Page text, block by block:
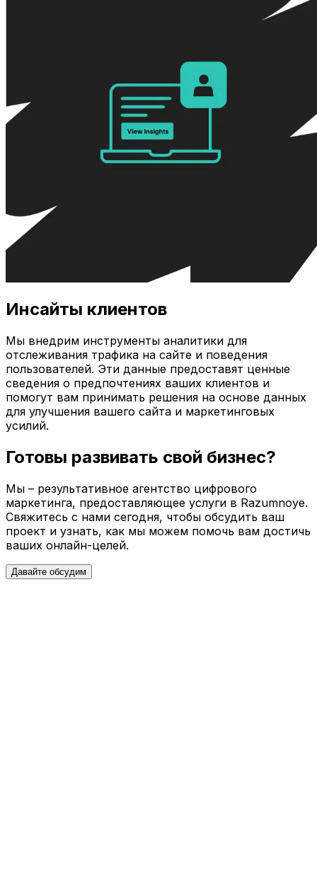
Инсайты клиентов
Мы внедрим инструменты аналитики для
отслеживания трафика на сайте и поведения
пользователей. Эти данные предоставят ценные
сведения о предпочтениях ваших клиентов и
помогут вам принимать решения на основе данных
для улучшения вашего сайта и маркетинговых
усилий.
Готовы развивать свой бизнес?
Мы – результативное агентство цифрового
маркетинга, предоставляющее услуги в Razumnoye.
Свяжитесь с нами сегодня, чтобы обсудить ваш
проект и узнать, как мы можем помочь вам достичь
ваших онлайн-целей.
Давайте обсудим